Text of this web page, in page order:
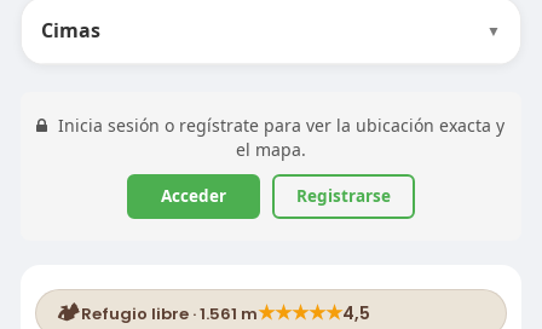
Cimas ▼
Inicia sesión o regístrate para ver la ubicación exacta y
el mapa.
Acceder Registrarse
🏕️Refugio libre · 1.561 m★★★★★4,5